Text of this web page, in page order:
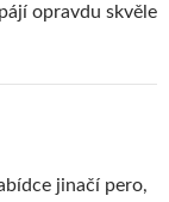
opravdu skvěle
jinačí pero,